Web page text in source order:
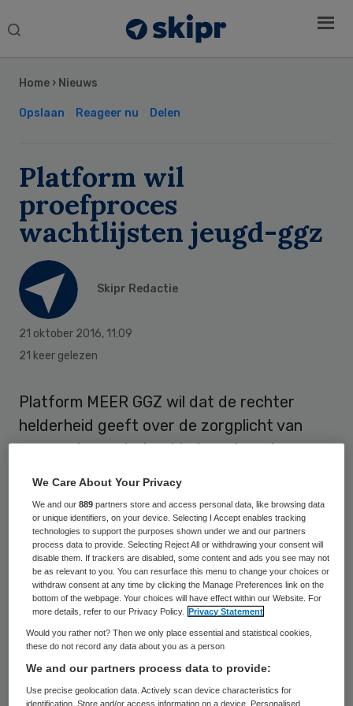
Search
Home › Nieuws
Opslaan Reageer nu Delen
Platform wil
proefproces
wachtlijsten jeugd-ggz
Skipr Redactie
21 oktober 2016, 11:09
21 keer gelezen
Platform MEER GGZ wil dat de rechter
helderheid geeft over de zorgplicht van
gemeentes op het gebied van jeugd-ggz.
kinderen de dupe worden van lokale
wachtlijsten.
Dat kan via eenmeldpunt bij MEER GGZ.
Gemeenten
Afgelopen weken waren verschillende
gemeenten in het nieuws omdat zij
dreigden de jeugdhulp te staken vanwege
Sidebar
We Care About Your Privacy
We and our889 partners store and access personal data, like browsing data
or unique identifiers, on your device. Selecting I Accept enables tracking
technologies to support the purposes shown under we and our partners
process data to provide. Selecting Reject All or withdrawing your consent will
disable them. If trackers are disabled, some content and ads you see may not
be as relevant to you. You can resurface this menu to change your choices or
withdraw consent at any time by clicking the Manage Preferences link on the
bottom of the webpage. Your choices will have effect within our Website. For
more details, refer to our Privacy Policy.
Privacy Statement
Would you rather not? Then we only place essential and statistical cookies,
these do not record any data about you as a person
We and our partners process data to provide:
Use precise geolocation data. Actively scan device characteristics for
identification. Store and/or access information on a device. Personalised